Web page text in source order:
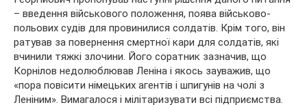
– введення військового положення, поява військово-
польових судів для провинилися солдатів. Крім того, він
ратував за повернення смертної кари для солдатів, які
вчинили тяжкі злочини. Його соратник зазначив, що
Корнілов недолюблював Леніна і якось зауважив, що
«пора повісити німецьких агентів і шпигунів на чолі з
Леніним». Вимагалося і мілітаризувати всі підприємства.